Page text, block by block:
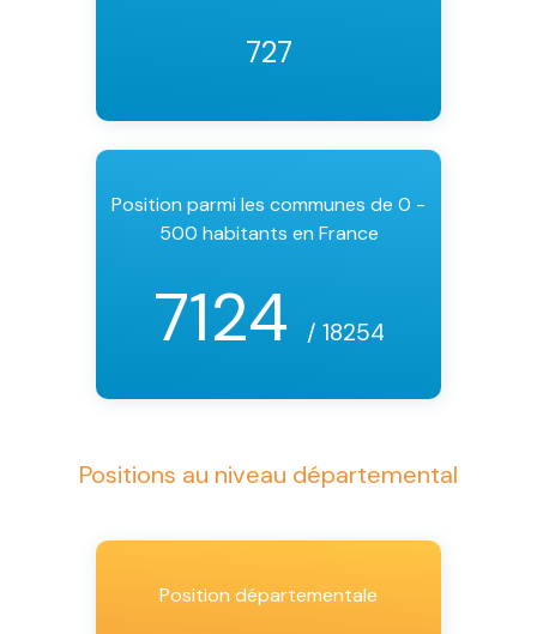
727
Position parmi les communes de 0 -
500 habitants en France
7124 / 18254
Positions au niveau départemental
Position départementale